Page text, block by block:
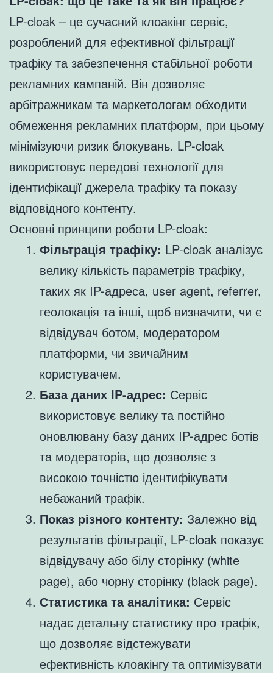
LP-cloak – це сучасний клоакінг сервіс,
розроблений для ефективної фільтрації
трафіку та забезпечення стабільної роботи
рекламних кампаній. Він дозволяє
арбітражникам та маркетологам обходити
обмеження рекламних платформ, при цьому
мінімізуючи ризик блокувань. LP-cloak
використовує передові технології для
ідентифікації джерела трафіку та показу
відповідного контенту.
Основні принципи роботи LP-cloak:
Фільтрація трафіку: LP-cloak аналізує
велику кількість параметрів трафіку,
таких як IP-адреса, user agent, referrer,
геолокація та інші, щоб визначити, чи є
відвідувач ботом, модератором
платформи, чи звичайним
користувачем.
База даних IP-адрес: Сервіс
використовує велику та постійно
оновлювану базу даних IP-адрес ботів
та модераторів, що дозволяє з
високою точністю ідентифікувати
небажаний трафік.
Показ різного контенту: Залежно від
результатів фільтрації, LP-cloak показує
відвідувачу або білу сторінку (white
page), або чорну сторінку (black page).
Статистика та аналітика: Сервіс
надає детальну статистику про трафік,
що дозволяє відстежувати
ефективність клоакінгу та оптимізувати